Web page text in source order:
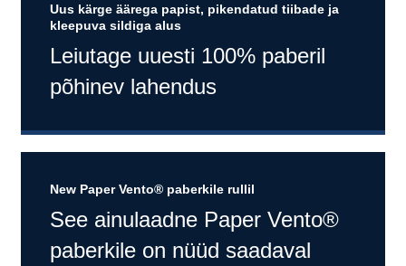
Uus kärge äärega papist, pikendatud tiibade ja
kleepuva sildiga alus
Leiutage uuesti 100% paberil
põhinev lahendus
New Paper Vento® paberkile rullil
See ainulaadne Paper Vento®
paberkile on nüüd saadaval